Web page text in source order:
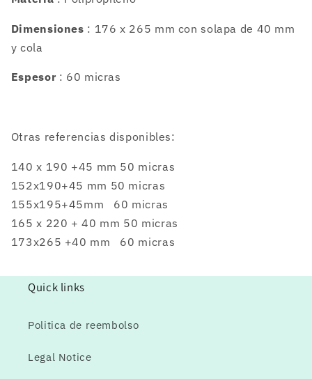
Dimensiones : 176 x 265 mm con solapa de 40 mm
y cola
Espesor : 60 micras
Otras referencias disponibles:
140 x 190 +45 mm 50 micras
152x190+45 mm 50 micras
155x195+45mm 60 micras
165 x 220 + 40 mm 50 micras
173x265 +40 mm 60 micras
Quick links
Politica de reembolso
Legal Notice